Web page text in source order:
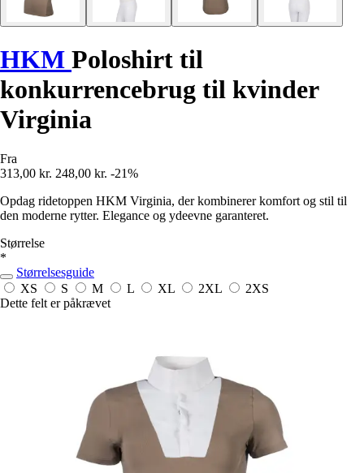
HKM Poloshirt til
konkurrencebrug til kvinder
Virginia
Fra
313,00 kr. 248,00 kr. -21%
Opdag ridetoppen HKM Virginia, der kombinerer komfort og stil til
den moderne rytter. Elegance og ydeevne garanteret.
Størrelse
*
Størrelsesguide
XS
S M L XL 2XL
2XS
Dette felt er påkrævet